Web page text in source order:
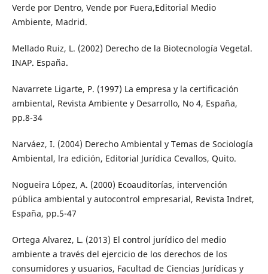
Verde por Dentro, Vende por Fuera,Editorial Medio
Ambiente, Madrid.
Mellado Ruiz, L. (2002) Derecho de la Biotecnología Vegetal.
INAP. España.
Navarrete Ligarte, P. (1997) La empresa y la certificación
ambiental, Revista Ambiente y Desarrollo, No 4, España,
pp.8-34
Narváez, I. (2004) Derecho Ambiental y Temas de Sociología
Ambiental, lra edición, Editorial Jurídica Cevallos, Quito.
Nogueira López, A. (2000) Ecoauditorías, intervención
pública ambiental y autocontrol empresarial, Revista Indret,
España, pp.5-47
Ortega Alvarez, L. (2013) El control jurídico del medio
ambiente a través del ejercicio de los derechos de los
consumidores y usuarios, Facultad de Ciencias Jurídicas y